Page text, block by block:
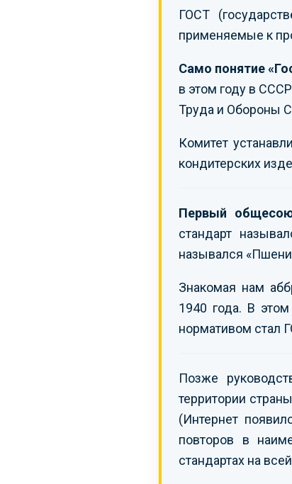
ГОСТ
применяемые к
Само понятие
в этом году в
Труда и Обороны
Комитет
кондитерских
Первый
стандарт
назывался
Знакомая нам
1940 года. В
нормативом стал
Позже
территории
(Интернет
повторов в
стандартах на